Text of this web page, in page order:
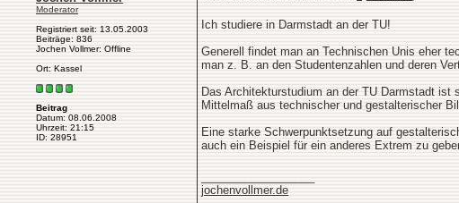
Moderator
Registriert seit: 13.05.2003
Beiträge: 836
Jochen Vollmer: Offline
Ort: Kassel
Beitrag
Datum: 08.06.2008
Uhrzeit: 21:15
ID: 28951
Ich studiere in Darmstadt an der TU!
Generell findet man an Technischen Unis eher
man z. B. an den Studentenzahlen und deren
Das Architekturstudium an der TU Darmstadt
Mittelmaß aus technischer und gestalterischer
Eine starke Schwerpunktsetzung auf
auch ein Beispiel für ein anderes Extrem zu
jochenvollmer.de